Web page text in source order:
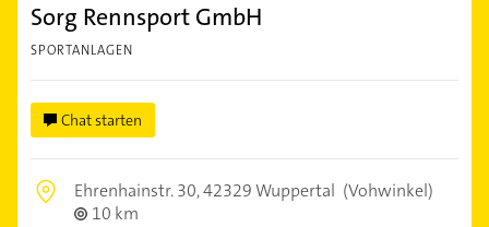
Sorg Rennsport GmbH
SPORTANLAGEN
Chat starten
Ehrenhainstr. 30,42329 Wuppertal (Vohwinkel)
10 km